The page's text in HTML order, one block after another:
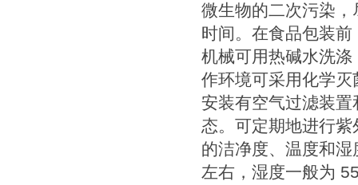
微生物的二次污染
时间。在食品包装
机械可用热碱水洗
作环境可采用化学
安装有空气过滤装
态。可定期地进行
的洁净度、温度和
左右，湿度一般为